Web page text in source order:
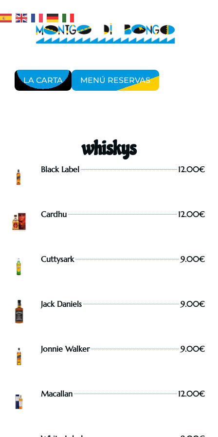
LA CARTA MENÚ RESERVAS
whiskys
Black Label 12.00€
Cardhu 12.00€
Cuttysark 9.00€
Jack Daniels 9.00€
Jonnie Walker 9.00€
Macallan 12.00€